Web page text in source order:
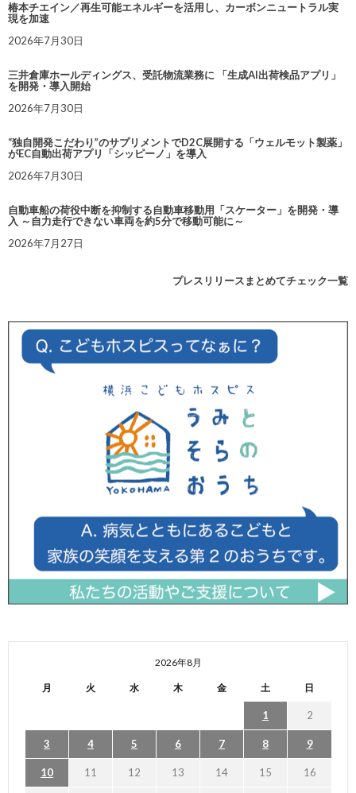
椿本チエイン／再生可能エネルギーを活用し、カーボンニュートラル実
現を加速
2026年7月30日
三井倉庫ホールディングス、受託物流業務に 「生成AI出荷検品アプリ」
を開発・導入開始
2026年7月30日
“独自開発こだわり”のサプリメントでD2C展開する「ウェルモット製薬」
がEC自動出荷アプリ「シッピーノ」を導入
2026年7月30日
自動車船の荷役中断を抑制する自動車移動用「スケーター」を開発・導
入 ～自力走行できない車両を約5分で移動可能に～
2026年7月27日
プレスリリースまとめてチェック一覧
2026年8月
月 火 水 木 金 土 日
1 2
3 4 5 6 7 8 9
10 11 12 13 14 15 16